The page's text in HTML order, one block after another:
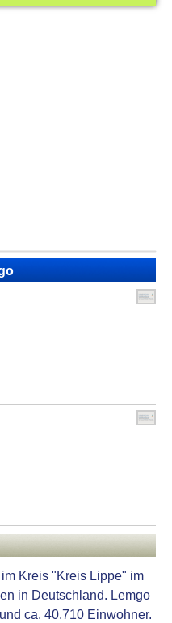
Kreis "Kreis Lippe" im
in Deutschland. Lemgo
ca. 40.710 Einwohner.